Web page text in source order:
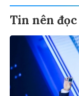
Tin nên đọc